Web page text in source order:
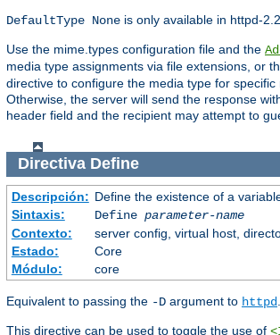
DefaultType None is only available in httpd-
Use the mime.types configuration file and the
media type assignments via file extensions, or
directive to configure the media type for specific
Otherwise, the server will send the response
header field and the recipient may attempt to
Directiva Define
Descripción: Define the existence of a
Sintaxis:
Define parameter-name
Contexto:
server config, virtual host,
Estado:
Core
Módulo:
core
Equivalent to passing the -D argument to httpd
This directive can be used to toggle the use of